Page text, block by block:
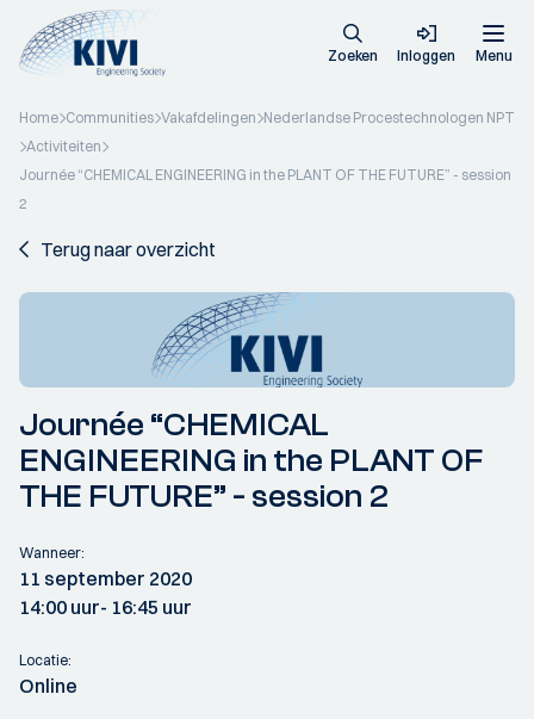
Zoeken Inloggen Menu
Home Communities Vakafdelingen Nederlandse Procestechnologen NPT
Activiteiten
Journée “CHEMICAL ENGINEERING in the PLANT OF THE FUTURE” - session
2
Terug naar overzicht
Journée “CHEMICAL
ENGINEERING in the PLANT OF
THE FUTURE” - session 2
Wanneer:
11 september 2020
14:00 uur- 16:45 uur
Locatie:
Online